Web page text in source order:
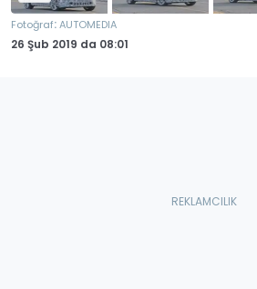
Fotoğraf:AUTOMEDIA
26 Şub 2019 da 08:01